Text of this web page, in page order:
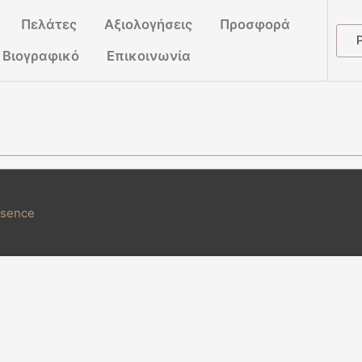
Πελάτες Αξιολογήσεις
Προσφορά
Βιογραφικό
Επικοινωνία